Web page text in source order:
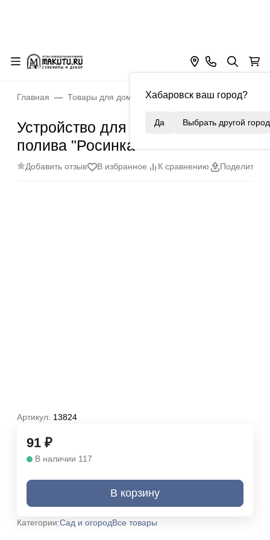
Хабаровск ваш город?
Да Выбрать другой город
Главная Товары для дома Сад и огород
Устройство для капельного
полива "Росинка"
Добавить отзыв В избранное К сравнению Поделиться
Артикул: 13824
91 ₽
В наличии 117
В корзину
Категории:Сад и огородВсе товары